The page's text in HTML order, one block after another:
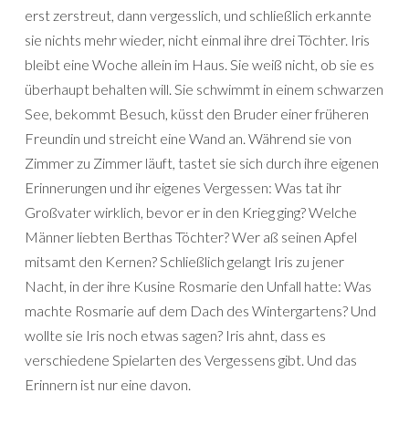
erst zerstreut, dann vergesslich, und schließlich erkannte
sie nichts mehr wieder, nicht einmal ihre drei Töchter. Iris
bleibt eine Woche allein im Haus. Sie weiß nicht, ob sie es
überhaupt behalten will. Sie schwimmt in einem schwarzen
See, bekommt Besuch, küsst den Bruder einer früheren
Freundin und streicht eine Wand an. Während sie von
Zimmer zu Zimmer läuft, tastet sie sich durch ihre eigenen
Erinnerungen und ihr eigenes Vergessen: Was tat ihr
Großvater wirklich, bevor er in den Krieg ging? Welche
Männer liebten Berthas Töchter? Wer aß seinen Apfel
mitsamt den Kernen? Schließlich gelangt Iris zu jener
Nacht, in der ihre Kusine Rosmarie den Unfall hatte: Was
machte Rosmarie auf dem Dach des Wintergartens? Und
wollte sie Iris noch etwas sagen? Iris ahnt, dass es
verschiedene Spielarten des Vergessens gibt. Und das
Erinnern ist nur eine davon.